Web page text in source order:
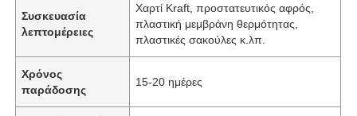
Συσκευασία
λεπτομέρειες
Χαρτί Kraft, προστατευτικός αφρός,
πλαστική μεμβράνη θερμότητας,
πλαστικές σακούλες κ.λπ.
Χρόνος
παράδοσης
15-20 ημέρες